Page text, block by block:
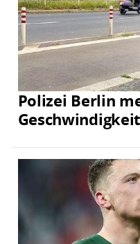
Polizei Berlin